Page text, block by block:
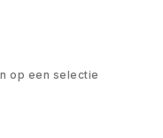
op een selectie